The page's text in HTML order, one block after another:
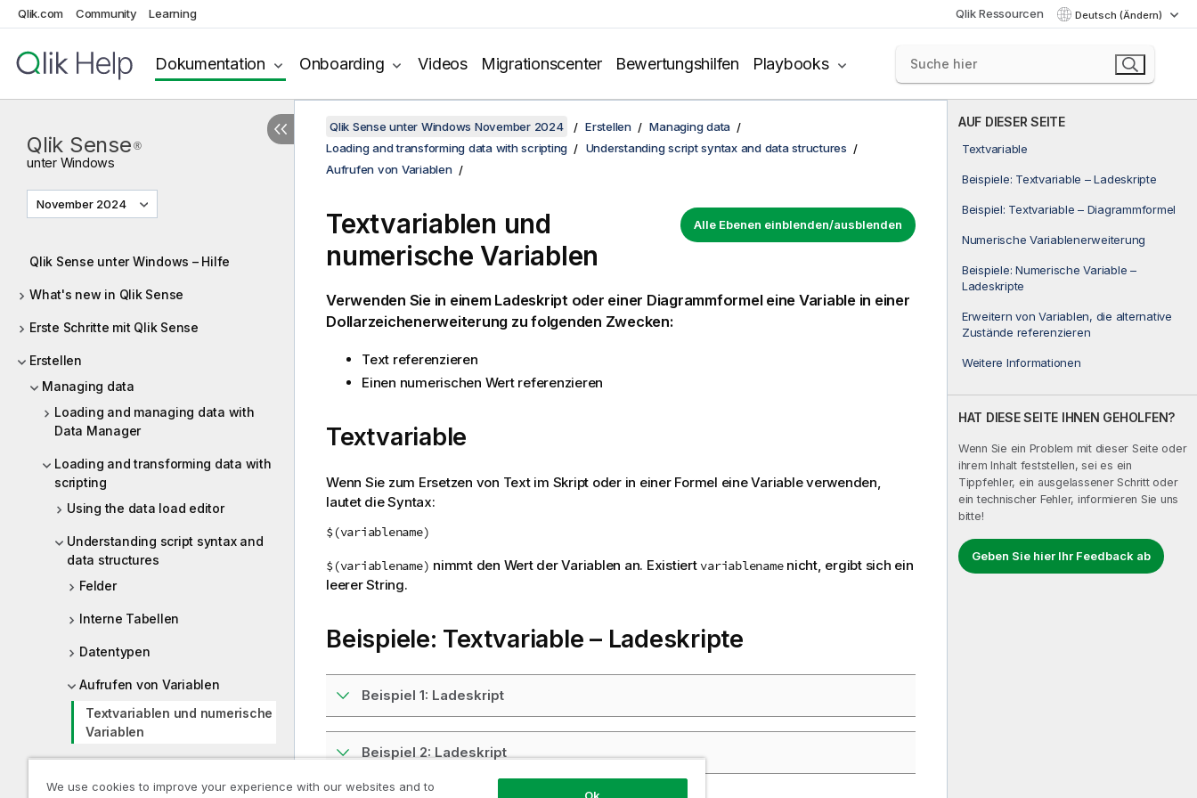
Qlik.com Community Learning Qlik Ressourcen Deutsch (Ändern)
Dokumentation Onboarding Videos Migrationscenter Bewertungshilfen Playbooks
Qlik Sense ®
unter Windows
November 2024
Qlik Sense unter Windows – Hilfe
What's new in Qlik Sense
Erste Schritte mit Qlik Sense
Erstellen
Managing data
Loading and managing data with
Data Manager
Loading and transforming data with
scripting
Using the data load editor
Understanding script syntax and
data structures
Felder
Interne Tabellen
Datentypen
Aufrufen von Variablen
Textvariablen und numerische
Variablen
Parametern
AUF DIESER SEITE
Textvariable
Beispiele: Textvariable – Ladeskripte
Beispiel: Textvariable – Diagrammformel
Numerische Variablenerweiterung
Beispiele: Numerische Variable –
Ladeskripte
Erweitern von Variablen, die alternative
Zustände referenzieren
Weitere Informationen
HAT DIESE SEITE IHNEN GEHOLFEN?
Wenn Sie ein Problem mit dieser Seite oder
ihrem Inhalt feststellen, sei es ein
Tippfehler, ein ausgelassener Schritt oder
ein technischer Fehler, informieren Sie uns
bitte!
Geben Sie hier Ihr Feedback ab
Qlik Sense unter Windows November 2024 Erstellen
Managing data
Loading and transforming data with scripting
Understanding script syntax and data structures
Aufrufen von Variablen
Alle Ebenen einblenden/ausblenden
Textvariablen und
numerische Variablen
Verwenden Sie in einem Ladeskript oder einer Diagrammformel eine Variable in einer
Dollarzeichenerweiterung zu folgenden Zwecken:
Text referenzieren
Einen numerischen Wert referenzieren
Textvariable
Wenn Sie zum Ersetzen von Text im Skript oder in einer Formel eine Variable verwenden,
lautet die Syntax:
$(variablename)
$(variablename) nimmt den Wert der Variablen an. Existiertvariablenamenicht, ergibt sich ein
leerer String.
Beispiele: Textvariable – Ladeskripte
Beispiel 1: Ladeskript
Beispiel 2: Ladeskript
We use cookies to improve your experience with our websites and to